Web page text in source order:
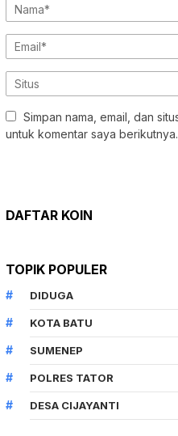
Simpan nama, email, dan
untuk komentar saya berikutnya.
DAFTAR KOIN
TOPIK POPULER
DIDUGA
KOTA BATU
SUMENEP
POLRES TATOR
DESA CIJAYANTI